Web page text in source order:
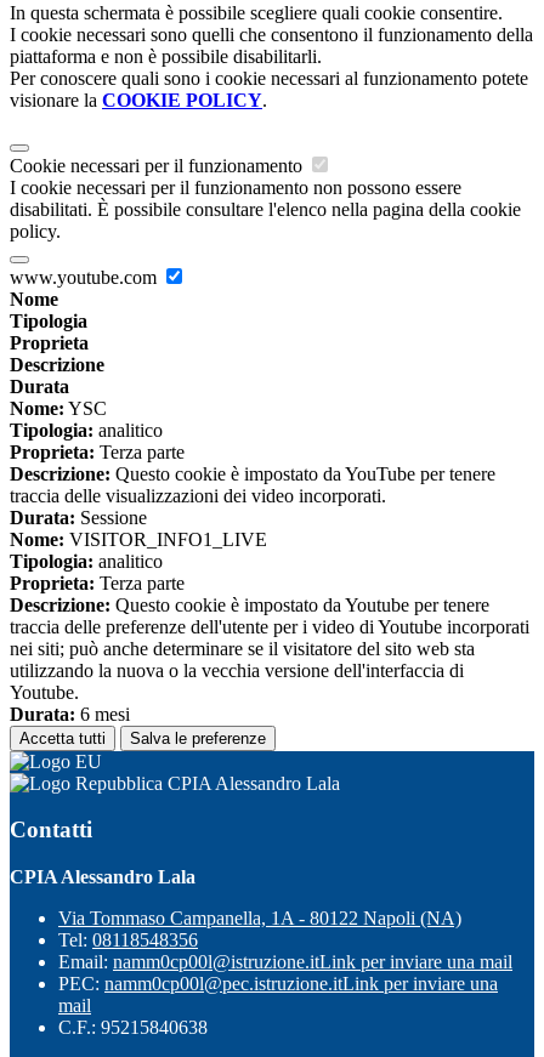
In questa schermata è possibile scegliere quali cookie consentire.
I cookie necessari sono quelli che consentono il funzionamento della
piattaforma e non è possibile disabilitarli.
Per conoscere quali sono i cookie necessari al funzionamento potete
visionare la COOKIE POLICY.
Cookie necessari per il funzionamento
I cookie necessari per il funzionamento non possono essere
disabilitati. È possibile consultare l'elenco nella pagina della cookie
policy.
www.youtube.com
Nome
Tipologia
Proprieta
Descrizione
Durata
Nome: YSC
Tipologia: analitico
Proprieta: Terza parte
Descrizione: Questo cookie è impostato da YouTube per tenere
traccia delle visualizzazioni dei video incorporati.
Durata: Sessione
Nome: VISITOR_INFO1_LIVE
Tipologia: analitico
Proprieta: Terza parte
Descrizione: Questo cookie è impostato da Youtube per tenere
traccia delle preferenze dell'utente per i video di Youtube incorporati
nei siti; può anche determinare se il visitatore del sito web sta
utilizzando la nuova o la vecchia versione dell'interfaccia di
Youtube.
Durata: 6 mesi
Accetta tutti Salva le preferenze
CPIA Alessandro Lala
Contatti
CPIA Alessandro Lala
Via Tommaso Campanella, 1A - 80122 Napoli (NA)
Tel: 08118548356
Email: namm0cp00l@istruzione.itLink per inviare una mail
PEC: namm0cp00l@pec.istruzione.itLink per inviare una
mail
C.F.: 95215840638